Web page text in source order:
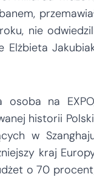
nie
Elżbieta
osoba na
historii
w
kraj
o 70